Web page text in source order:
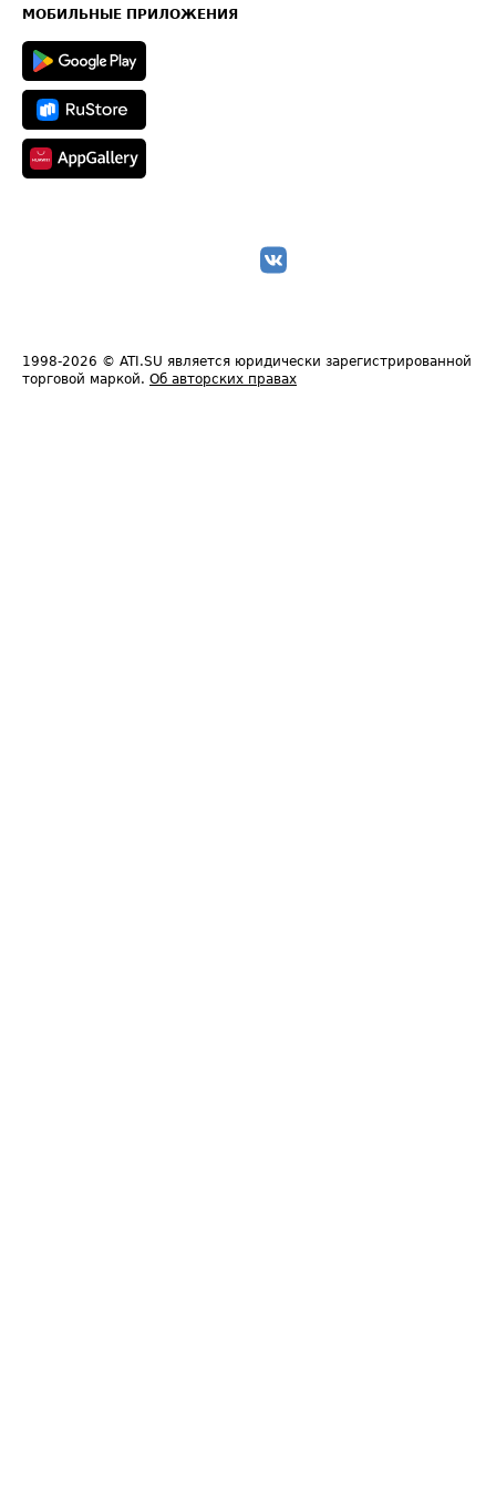
Техническая информация
МОБИЛЬНЫЕ ПРИЛОЖЕНИЯ
1998-2026 © ATI.SU является юридически зарегистрированной
торговой маркой. Об авторских правах